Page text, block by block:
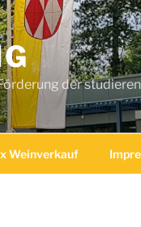
der
Weinverkauf